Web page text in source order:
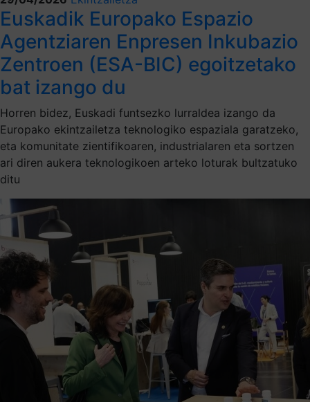
Euskadik Europako Espazio
Agentziaren Enpresen Inkubazio
Zentroen (ESA-BIC) egoitzetako
bat izango du
Horren bidez, Euskadi funtsezko lurraldea izango da
Europako ekintzailetza teknologiko espaziala garatzeko,
eta komunitate zientifikoaren, industrialaren eta sortzen
ari diren aukera teknologikoen arteko loturak bultzatuko
ditu